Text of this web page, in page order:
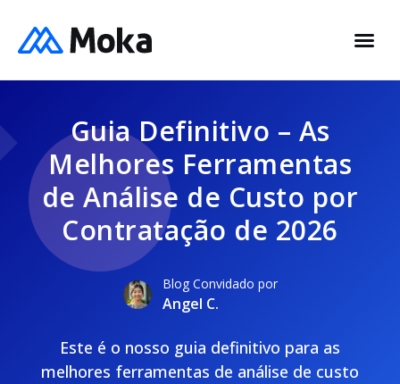
Guia Definitivo – As
Melhores Ferramentas
de Análise de Custo por
Contratação de 2026
Blog Convidado por
Angel C.
Este é o nosso guia definitivo para as
melhores ferramentas de análise de custo